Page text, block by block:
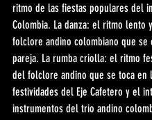
ritmo de las fiestas populares del
Colombia. La danza: el ritmo lento
folclore andino colombiano que se
pareja. La rumba criolla: el ritmo
del folclore andino que se toca en
festividades del Eje Cafetero y el
instrumentos del trio andino